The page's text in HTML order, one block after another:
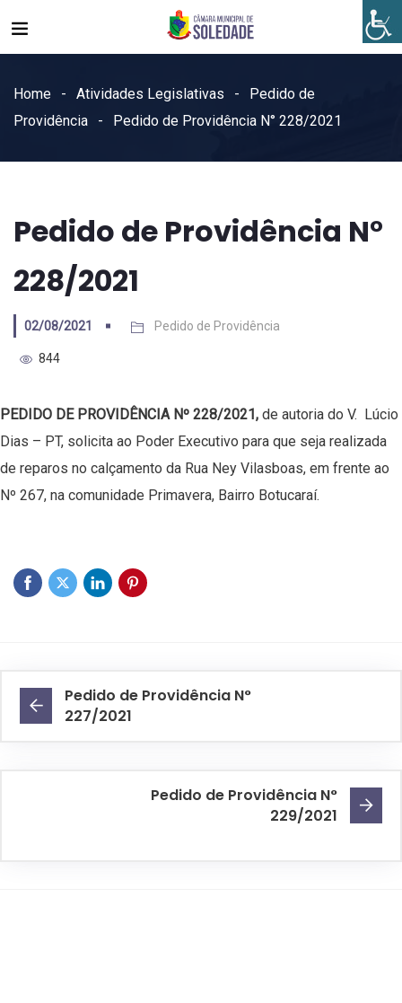
Home Atividades Legislativas
Pedido de
Providência
Pedido de Providência N° 228/2021
Pedido de Providência N°
228/2021
02/08/2021 Pedido de Providência
844
PEDIDO DE PROVIDÊNCIA Nº 228/2021, de autoria do V. Lúcio
Dias – PT, solicita ao Poder Executivo para que seja realizada
de reparos no calçamento da Rua Ney Vilasboas, em frente ao
Nº 267, na comunidade Primavera, Bairro Botucaraí.
Pedido de Providência N°
227/2021
Pedido de Providência N°
229/2021